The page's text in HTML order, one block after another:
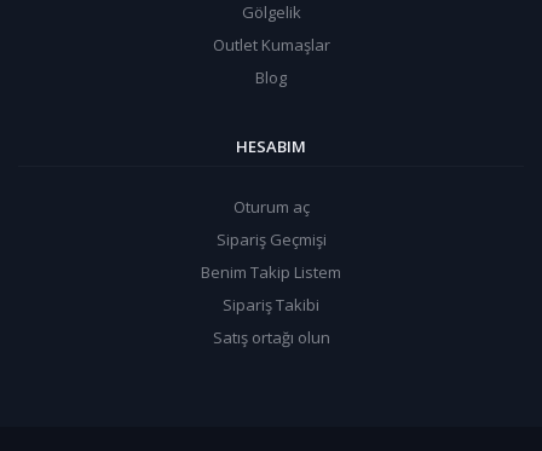
Gölgelik
Outlet Kumaşlar
Blog
HESABIM
Oturum aç
Sipariş Geçmişi
Benim Takip Listem
Sipariş Takibi
Satış ortağı olun